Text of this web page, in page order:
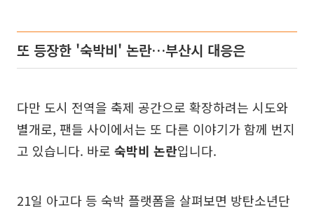
또 등장한 '숙박비' 논란…부산시 대응은
다만 도시 전역을 축제 공간으로 확장하려는 시도와
별개로, 팬들 사이에서는 또 다른 이야기가 함께 번지
고 있습니다. 바로 숙박비 논란입니다.
21일 아고다 등 숙박 플랫폼을 살펴보면 방탄소년단